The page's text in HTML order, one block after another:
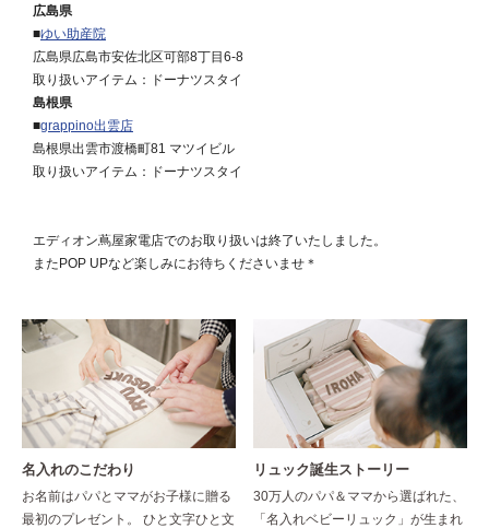
広島県
■ゆい助産院
広島県広島市安佐北区可部8丁目6-8
取り扱いアイテム：ドーナツスタイ
島根県
■grappino出雲店
島根県出雲市渡橋町81 マツイビル
取り扱いアイテム：ドーナツスタイ
エディオン蔦屋家電店でのお取り扱いは終了いたしました。
またPOP UPなど楽しみにお待ちくださいませ＊
名入れのこだわり
お名前はパパとママがお子様に贈る
最初のプレゼント。 ひと文字ひと文
リュック誕生ストーリー
30万人のパパ＆ママから選ばれた、
「名入れベビーリュック」が生まれ